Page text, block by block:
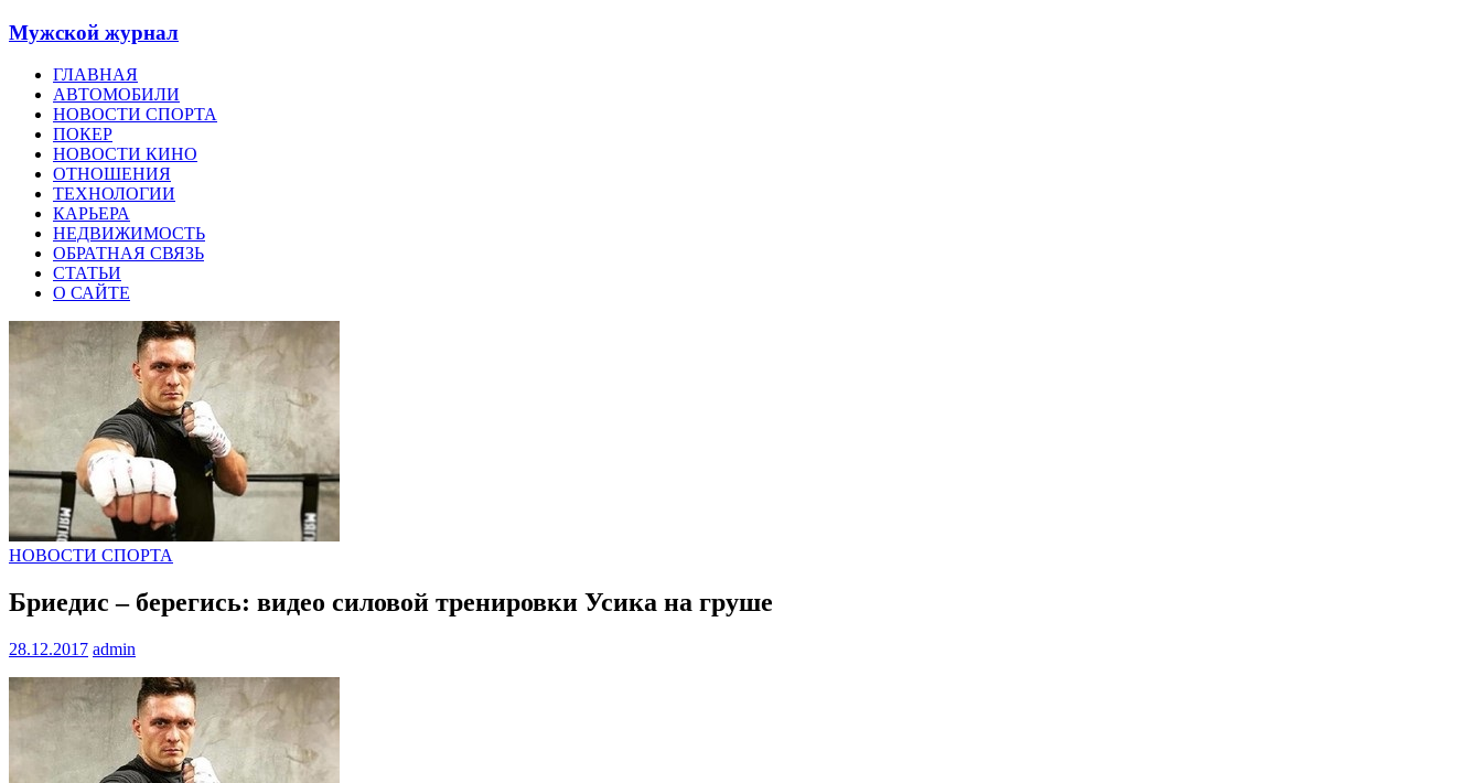
Мужской журнал
ГЛАВНАЯ
АВТОМОБИЛИ
НОВОСТИ СПОРТА
ПОКЕР
НОВОСТИ КИНО
ОТНОШЕНИЯ
ТЕХНОЛОГИИ
КАРЬЕРА
НЕДВИЖИМОСТЬ
ОБРАТНАЯ СВЯЗЬ
СТАТЬИ
О САЙТЕ
НОВОСТИ СПОРТА
Бриедис – берегись: видео силовой тренировки Усика на груше
28.12.2017 admin